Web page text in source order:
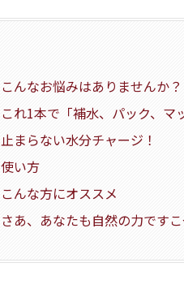
こんなお悩みはありませんか？
これ1本で「補水、パック、マ
止まらない水分チャージ！
使い方
こんな方にオススメ
さあ、あなたも自然の力です